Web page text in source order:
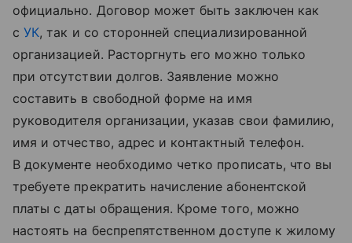
официально. Договор может быть заключен как
сУК, так и со сторонней специализированной
организацией. Расторгнуть его можно только
при отсутствии долгов. Заявление можно
составить в свободной форме на имя
руководителя организации, указав свои фамилию,
имя и отчество, адрес и контактный телефон.
В документе необходимо четко прописать, что вы
требуете прекратить начисление абонентской
платы с даты обращения. Кроме того, можно
настоять на беспрепятственном доступе к жилому